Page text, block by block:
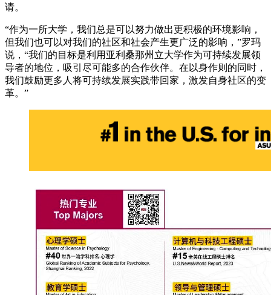
请。
“作为一所大学，我们总是可以努力做出更积极的环境影响，
但我们也可以对我们的社区和社会产生更广泛的影响，”罗玛
说，“我们的目标是利用亚利桑那州立大学作为可持续发展领
导者的地位，吸引尽可能多的合作伙伴。在以身作则的同时，
我们鼓励更多人将可持续发展实践带回家，激发自身社区的变
革。”